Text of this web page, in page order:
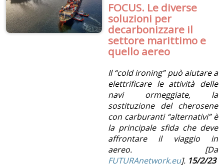
FOCUS. Le diverse
soluzioni per
decarbonizzare il
settore marittimo e
quello aereo
Il “cold ironing” può aiutare a
elettrificare le attività delle
navi ormeggiate, la
sostituzione del cherosene
con carburanti “alternativi” è
la principale sfida che deve
affrontare il viaggio in
aereo. [Da
FUTURAnetwork.eu]. 15/2/23